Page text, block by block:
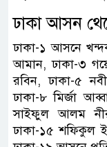
ঢাকা আসন
ঢাকা-১ আসনে
আমান, ঢাকা-৩
রবিন, ঢাকা-৫
ঢাকা-৮ মির্জা
সাইফুল আলম
ঢাকা-১৫ শফিকুল